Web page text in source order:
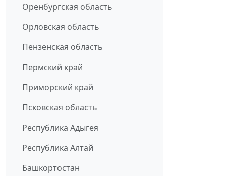
Оренбургская область
Орловская область
Пензенская область
Пермский край
Приморский край
Псковская область
Республика Адыгея
Республика Алтай
Башкортостан